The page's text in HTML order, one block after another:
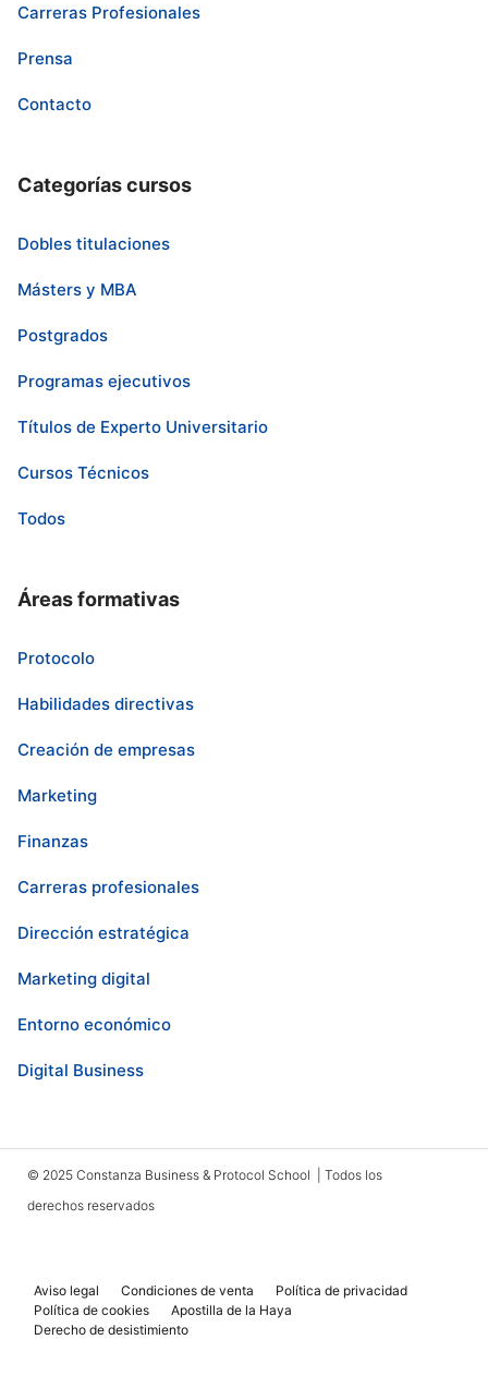
Carreras Profesionales
Prensa
Contacto
Categorías cursos
Dobles titulaciones
Másters y MBA
Postgrados
Programas ejecutivos
Títulos de Experto Universitario
Cursos Técnicos
Todos
Áreas formativas
Protocolo
Habilidades directivas
Creación de empresas
Marketing
Finanzas
Carreras profesionales
Dirección estratégica
Marketing digital
Entorno económico
Digital Business
© 2025 Constanza Business & Protocol School | Todos los
derechos reservados
Aviso legal Condiciones de venta
Política de privacidad
Política de cookies
Apostilla de la Haya
Derecho de desistimiento